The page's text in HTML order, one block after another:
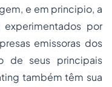
e em principio, a
experimentados por
emissoras dos
de seus principais
também têm sua